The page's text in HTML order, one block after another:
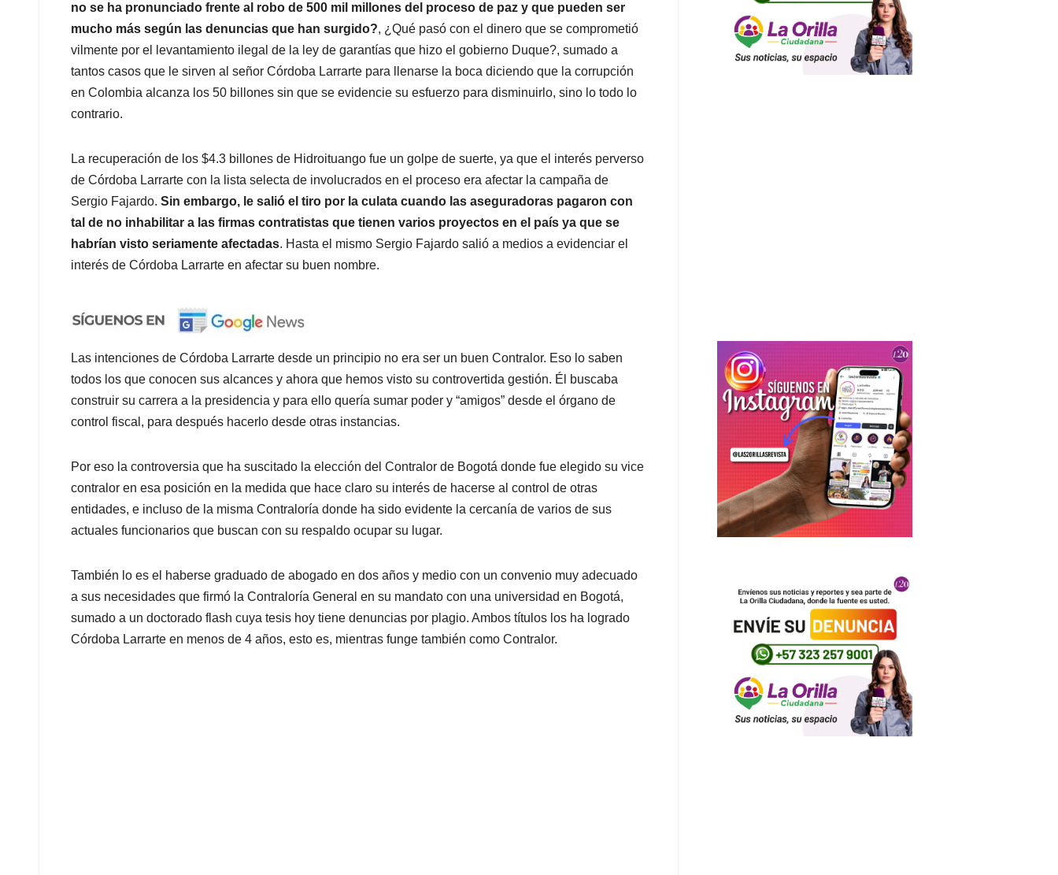
no se ha pronunciado frente al robo de 500 mil millones del proceso de paz y que pueden ser
mucho más según las denuncias que han surgido?, ¿Qué pasó con el dinero que se comprometió
vilmente por el levantamiento ilegal de la ley de garantías que hizo el gobierno Duque?, sumado a
tantos casos que le sirven al señor Córdoba Larrarte para llenarse la boca diciendo que la corrupción
en Colombia alcanza los 50 billones sin que se evidencie su esfuerzo para disminuirlo, sino lo todo lo
contrario.
La recuperación de los $4.3 billones de Hidroituango fue un golpe de suerte, ya que el interés perverso
de Córdoba Larrarte con la lista selecta de involucrados en el proceso era afectar la campaña de
Sergio Fajardo. Sin embargo, le salió el tiro por la culata cuando las aseguradoras pagaron con
tal de no inhabilitar a las firmas contratistas que tienen varios proyectos en el país ya que se
habrían visto seriamente afectadas. Hasta el mismo Sergio Fajardo salió a medios a evidenciar el
interés de Córdoba Larrarte en afectar su buen nombre.
Las intenciones de Córdoba Larrarte desde un principio no era ser un buen Contralor. Eso lo saben
todos los que conocen sus alcances y ahora que hemos visto su controvertida gestión. Él buscaba
construir su carrera a la presidencia y para ello quería sumar poder y “amigos” desde el órgano de
control fiscal, para después hacerlo desde otras instancias.
Por eso la controversia que ha suscitado la elección del Contralor de Bogotá donde fue elegido su vice
contralor en esa posición en la medida que hace claro su interés de hacerse al control de otras
entidades, e incluso de la misma Contraloría donde ha sido evidente la cercanía de varios de sus
actuales funcionarios que buscan con su respaldo ocupar su lugar.
También lo es el haberse graduado de abogado en dos años y medio con un convenio muy adecuado
a sus necesidades que firmó la Contraloría General en su mandato con una universidad en Bogotá,
sumado a un doctorado flash cuya tesis hoy tiene denuncias por plagio. Ambos títulos los ha logrado
Córdoba Larrarte en menos de 4 años, esto es, mientras funge también como Contralor.